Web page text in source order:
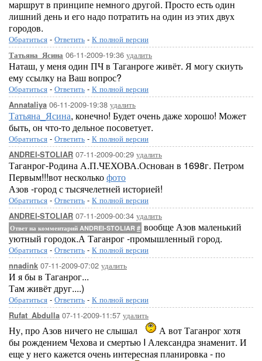
маршрут в принципе немного другой. Просто есть один
лишний день и его надо потратить на один из этих двух
городов.
Обратиться - Ответить - К полной версии
Татьяна_Ясина 06-11-2009-19:36 удалить
Наташ, у меня один ПЧ в Таганроге живёт. Я могу скиуть
ему ссылку на Ваш вопрос?
Обратиться - Ответить - К полной версии
Annataliya 06-11-2009-19:38 удалить
Татьяна_Ясина, конечно! Будет очень даже хорошо! Может
быть, он что-то дельное посоветует.
Обратиться - Ответить - К полной версии
ANDREI-STOLIAR 07-11-2009-00:29 удалить
Таганрог-Родина А.П.ЧЕХОВА.Основан в 1698г. Петром
Первым!!!вот несколькофото
Азов -город с тысячелетней историей!
Обратиться - Ответить - К полной версии
ANDREI-STOLIAR 07-11-2009-00:34 удалить
Ответ на комментарий ANDREI-STOLIAR # вообще Азов маленький
уютный городок.А Таганрог -промышленный город.
Обратиться - Ответить - К полной версии
nnadink 07-11-2009-07:02 удалить
И я бы в Таганрог...
Там живёт друг....)
Обратиться - Ответить - К полной версии
Rufat_Abdulla 07-11-2009-11:57 удалить
Ну, про Азов ничего не слышал
А вот Таганрог хотя
бы рождением Чехова и смертью I Александра знаменит. И
еще у него кажется очень интересная планировка - по